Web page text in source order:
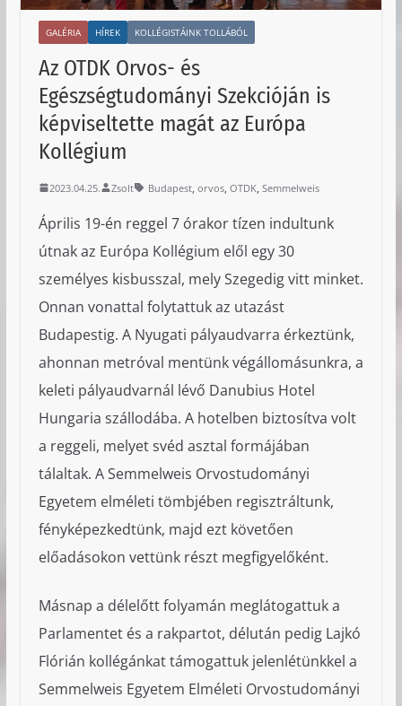
GALÉRIA HÍREK KOLLÉGISTÁINK TOLLÁBÓL
Az OTDK Orvos- és
Egészségtudományi Szekcióján is
képviseltette magát az Európa
Kollégium
2023.04.25. Zsolt Budapest, orvos, OTDK, Semmelweis
Április 19-én reggel 7 órakor tízen indultunk
útnak az Európa Kollégium elől egy 30
személyes kisbusszal, mely Szegedig vitt minket.
Onnan vonattal folytattuk az utazást
Budapestig. A Nyugati pályaudvarra érkeztünk,
ahonnan metróval mentünk végállomásunkra, a
keleti pályaudvarnál lévő Danubius Hotel
Hungaria szállodába. A hotelben biztosítva volt
a reggeli, melyet svéd asztal formájában
tálaltak. A Semmelweis Orvostudományi
Egyetem elméleti tömbjében regisztráltunk,
fényképezkedtünk, majd ezt követően
előadásokon vettünk részt megfigyelőként.
Másnap a délelőtt folyamán meglátogattuk a
Parlamentet és a rakpartot, délután pedig Lajkó
Flórián kollégánkat támogattuk jelenlétünkkel a
Semmelweis Egyetem Elméleti Orvostudományi